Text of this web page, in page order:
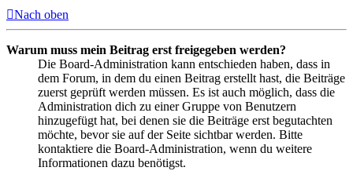
Nach oben
Warum muss mein Beitrag erst freigegeben werden?
Die Board-Administration kann entschieden haben, dass in
dem Forum, in dem du einen Beitrag erstellt hast, die Beiträge
zuerst geprüft werden müssen. Es ist auch möglich, dass die
Administration dich zu einer Gruppe von Benutzern
hinzugefügt hat, bei denen sie die Beiträge erst begutachten
möchte, bevor sie auf der Seite sichtbar werden. Bitte
kontaktiere die Board-Administration, wenn du weitere
Informationen dazu benötigst.